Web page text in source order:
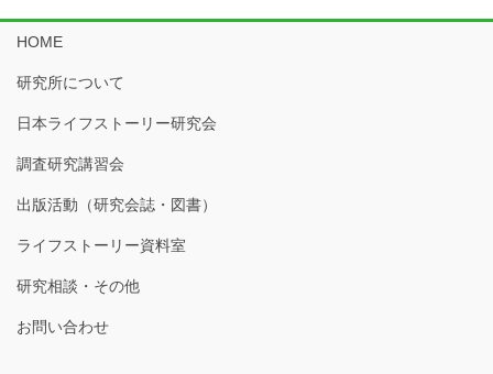
HOME
研究所について
日本ライフストーリー研究会
調査研究講習会
出版活動（研究会誌・図書）
ライフストーリー資料室
研究相談・その他
お問い合わせ